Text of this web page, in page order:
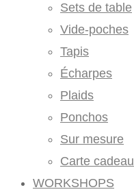
Sets de table
Vide-poches
Tapis
Écharpes
Plaids
Ponchos
Sur mesure
Carte cadeau
WORKSHOPS